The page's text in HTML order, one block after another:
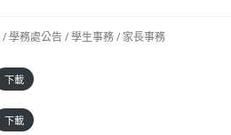
/學務處公告/學生事務/ 家長事務
下載
下載